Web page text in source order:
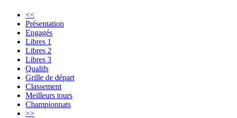
<<
Présentation
Engagés
Libres 1
Libres 2
Libres 3
Qualifs
Grille de départ
Classement
Meilleurs tours
Championnats
>>